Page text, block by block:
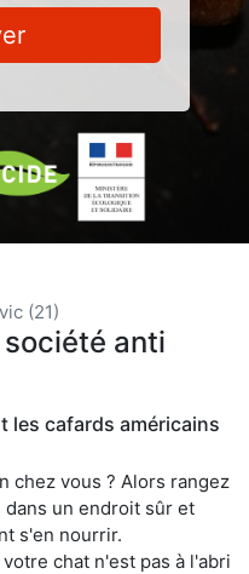
(21)
anti
les cafards américains
chez vous ? Alors rangez
un endroit sûr et
s'en nourrir.
chat n'est pas à l'abri